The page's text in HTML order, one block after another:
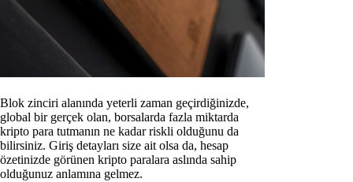
Blok zinciri alanında yeterli zaman geçirdiğinizde,
global bir gerçek olan, borsalarda fazla miktarda
kripto para tutmanın ne kadar riskli olduğunu da
bilirsiniz. Giriş detayları size ait olsa da, hesap
özetinizde görünen kripto paralara aslında sahip
olduğunuz anlamına gelmez.